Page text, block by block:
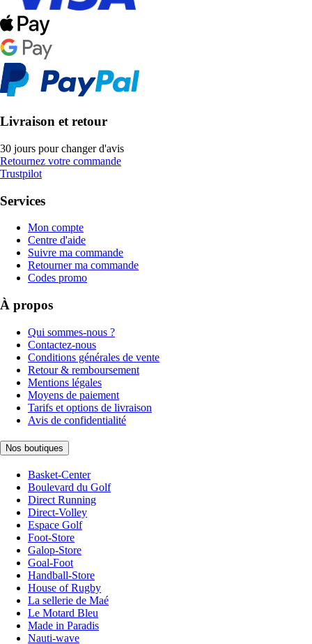
Livraison et retour
30 jours pour changer d'avis
Retournez votre commande
Trustpilot
Services
Mon compte
Centre d'aide
Suivre ma commande
Retourner ma commande
Codes promo
À propos
Qui sommes-nous ?
Contactez-nous
Conditions générales de vente
Retour & remboursement
Mentions légales
Moyens de paiement
Tarifs et options de livraison
Avis de confidentialité
Nos boutiques
Basket-Center
Boulevard du Golf
Direct Running
Direct-Volley
Espace Golf
Foot-Store
Galop-Store
Goal-Foot
Handball-Store
House of Rugby
La sellerie de Maé
Le Motard Bleu
Made in Paradis
Nauti-wave